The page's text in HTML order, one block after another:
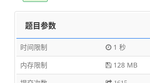
题目参数
时间限制
1 秒
内存限制
128 MB